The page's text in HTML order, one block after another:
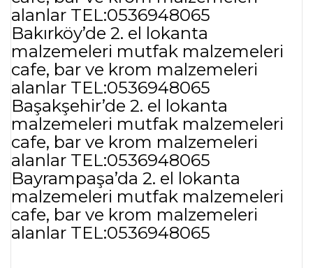
alanlar TEL:0536948065
Bakırköy’de 2. el lokanta
malzemeleri mutfak malzemeleri
cafe, bar ve krom malzemeleri
alanlar TEL:0536948065
Başakşehir’de 2. el lokanta
malzemeleri mutfak malzemeleri
cafe, bar ve krom malzemeleri
alanlar TEL:0536948065
Bayrampaşa’da 2. el lokanta
malzemeleri mutfak malzemeleri
cafe, bar ve krom malzemeleri
alanlar TEL:0536948065